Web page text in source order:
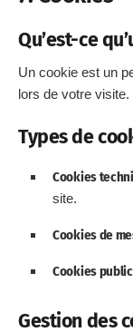
Qu’est-ce
Un cookie est un
lors de votre visite.
Types de
Cookies
site.
Cookies de
Cookies
Gestion des